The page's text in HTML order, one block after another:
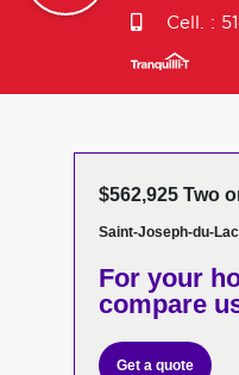
Cell. :
$562,925 Two
Saint-Joseph-du-
For your
compare
Get a quote